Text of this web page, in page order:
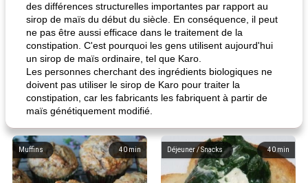
des différences structurelles importantes par rapport au
sirop de maïs du début du siècle. En conséquence, il peut
ne pas être aussi efficace dans le traitement de la
constipation. C'est pourquoi les gens utilisent aujourd'hui
un sirop de maïs ordinaire, tel que Karo.
Les personnes cherchant des ingrédients biologiques ne
doivent pas utiliser le sirop de Karo pour traiter la
constipation, car les fabricants les fabriquent à partir de
maïs génétiquement modifié.
40 min
Muffins 40 min
Déjeuner / Snacks